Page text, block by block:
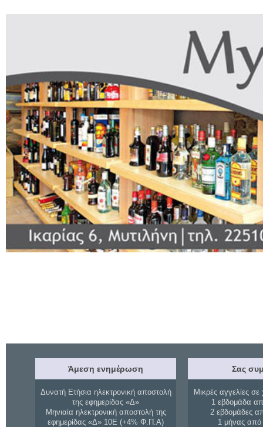
Άμεση ενημέρωση
Δυνατή Ετήσια ηλεκτρονική αποστολή
της εφημερίδας «Δ»
Μηνιαία ηλεκτρονική αποστολή της
εφημερίδας «Δ» 10Ε (+4% Φ.Π.Α)
Σας
Μικρές αγγελίες σε
1 εβδομάδα
2 εβδομάδες
1 μήνας